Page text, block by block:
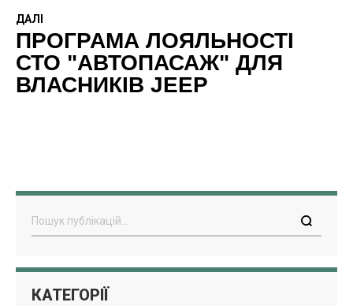
ДАЛІ
ПРОГРАМА ЛОЯЛЬНОСТІ
СТО "АВТОПАСАЖ" ДЛЯ
ВЛАСНИКІВ JEEP
Пошук
КАТЕГОРІЇ